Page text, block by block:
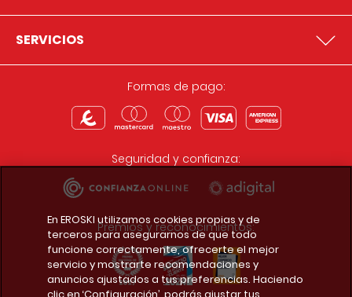
SERVICIOS
Formas de pago:
Seguridad y confianza:
Premios y reconocimientos:
En EROSKI utilizamos cookies propias y de
terceros para asegurarnos de que todo
funcione correctamente, ofrecerte el mejor
servicio y mostrarte recomendaciones y
anuncios ajustados a tus preferencias. Haciendo
clic en ‘Configuración’, podrás ajustar tus